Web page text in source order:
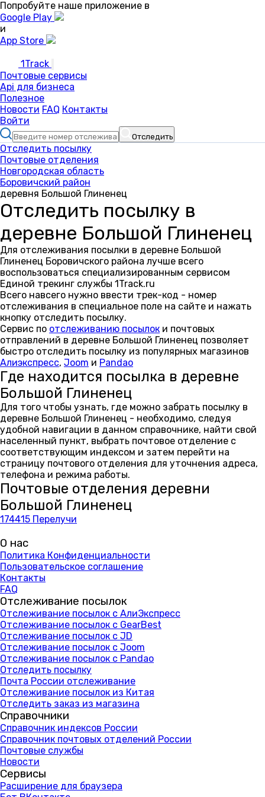
Попробуйте наше приложение в
Google Play
и
App Store
1Track
Почтовые сервисы
Api для бизнеса
Полезное
Новости FAQ Контакты
Войти
Отследить
Отследить посылку
Почтовые отделения
Новгородская область
Боровичский район
деревня Большой Глиненец
Отследить посылку в
деревне Большой Глиненец
Для отслеживания посылки в деревне Большой
Глиненец Боровичского района лучше всего
воспользоваться специализированным сервисом
Единой трекинг службы 1Track.ru
Всего навсего нужно ввести трек-код - номер
отслеживания в специальное поле на сайте и нажать
кнопку отследить посылку.
Сервис по отслеживанию посылок и почтовых
отправлений в деревне Большой Глиненец позволяет
быстро отследить посылку из популярных магазинов
Алиэкспресс, Joom и Pandao
Где находится посылка в деревне
Большой Глиненец
Для того чтобы узнать, где можно забрать посылку в
деревне Большой Глиненец - необходимо, следуя
удобной навигации в данном справочнике, найти свой
населенный пункт, выбрать почтовое отделение с
соответствующим индексом и затем перейти на
страницу почтового отделения для уточнения адреса,
телефона и режима работы.
Почтовые отделения деревни
Большой Глиненец
174415 Перелучи
О нас
Политика Конфиденциальности
Пользовательское соглашение
Контакты
FAQ
Отслеживание посылок
Отслеживание посылок с АлиЭкспресс
Отслеживание посылок с GearBest
Отслеживание посылок с JD
Отслеживание посылок с Joom
Отслеживание посылок с Pandao
Отследить посылку
Почта России отслеживание
Отслеживание посылок из Китая
Отследить заказ из магазина
Справочники
Справочник индексов России
Справочник почтовых отделений России
Почтовые службы
Новости
Сервисы
Расширение для браузера